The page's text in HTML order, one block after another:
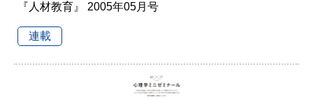
『人材教育』 2005年05月号
連載